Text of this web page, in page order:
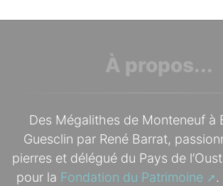
À propos...
Des Mégalithes de Monteneuf à
Guesclin par René Barrat,
pierres et délégué du Pays de
pour la Fondation du Patrimoine